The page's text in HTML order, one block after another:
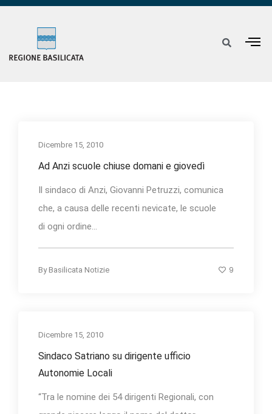
Dicembre 15, 2010
Ad Anzi scuole chiuse domani e giovedì
Il sindaco di Anzi, Giovanni Petruzzi, comunica
che, a causa delle recenti nevicate, le scuole
di ogni ordine...
By Basilicata Notizie 9
Dicembre 15, 2010
Sindaco Satriano su dirigente ufficio
Autonomie Locali
“Tra le nomine dei 54 dirigenti Regionali, con